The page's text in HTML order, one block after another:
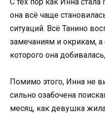
она всё чаще
ситуаций. Всё Танино
замечаниям и окрикам, а
которого она
Помимо этого, Инна не
сильно озабочена
месяц, как девушка